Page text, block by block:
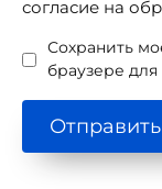
согласие на
Сохранить
браузере